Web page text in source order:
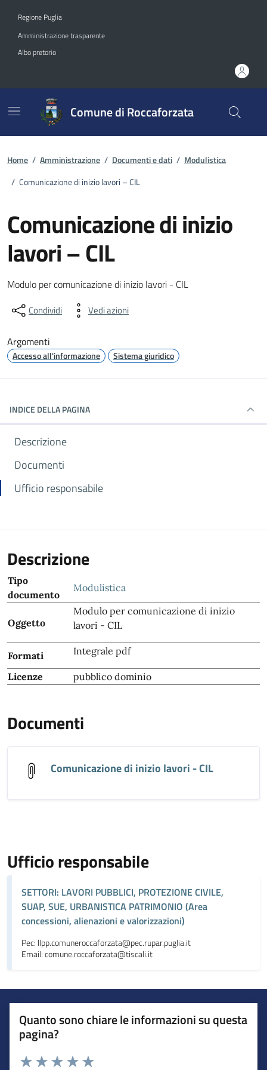
Regione Puglia
Amministrazione trasparente
Albo pretorio
Comune di Roccaforzata
Home / Amministrazione / Documenti e dati / Modulistica
/ Comunicazione di inizio lavori – CIL
Comunicazione di inizio
lavori – CIL
Dettagli del documento
Modulo per comunicazione di inizio lavori - CIL
Condividi Vedi azioni
Argomenti
Accesso all'informazione Sistema giuridico
INDICE DELLA PAGINA
Descrizione
Documenti
Ufficio responsabile
Descrizione
Tipo
documento
Modulistica
Oggetto
Modulo per comunicazione di inizio
lavori - CIL
Formati Integrale pdf
Licenze pubblico dominio
Documenti
Comunicazione di inizio lavori - CIL
Ufficio responsabile
SETTORI: LAVORI PUBBLICI, PROTEZIONE CIVILE,
SUAP, SUE, URBANISTICA PATRIMONIO (Area
concessioni, alienazioni e valorizzazioni)
Pec: llpp.comuneroccaforzata@pec.rupar.puglia.it
Email: comune.roccaforzata@tiscali.it
Quanto sono chiare le informazioni su questa
pagina?
Valuta da 1 a 5 stelle la pagina